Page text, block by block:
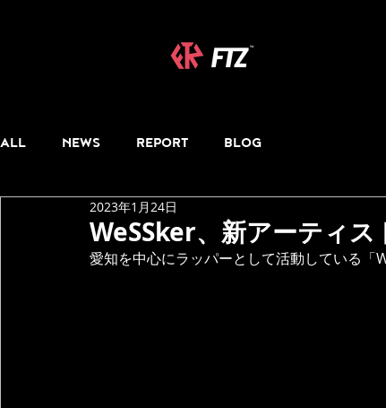
ALL NEWS REPORT BLOG
WeSSker、新アーティス
2023年1月24日
愛知を中心にラッパーとして活動している「